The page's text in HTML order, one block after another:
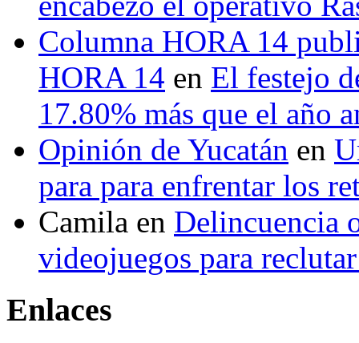
Columna HORA 14
HORA 14 en El festejo
17.80% más que el año
Opinión de Yucatán en
para para enfrentar los
Camila en Delincuencia
videojuegos para
Enlaces